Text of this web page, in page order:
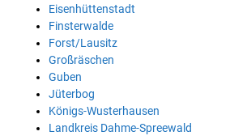
Eisenhüttenstadt
Finsterwalde
Forst/Lausitz
Großräschen
Guben
Jüterbog
Königs-Wusterhausen
Landkreis Dahme-Spreewald